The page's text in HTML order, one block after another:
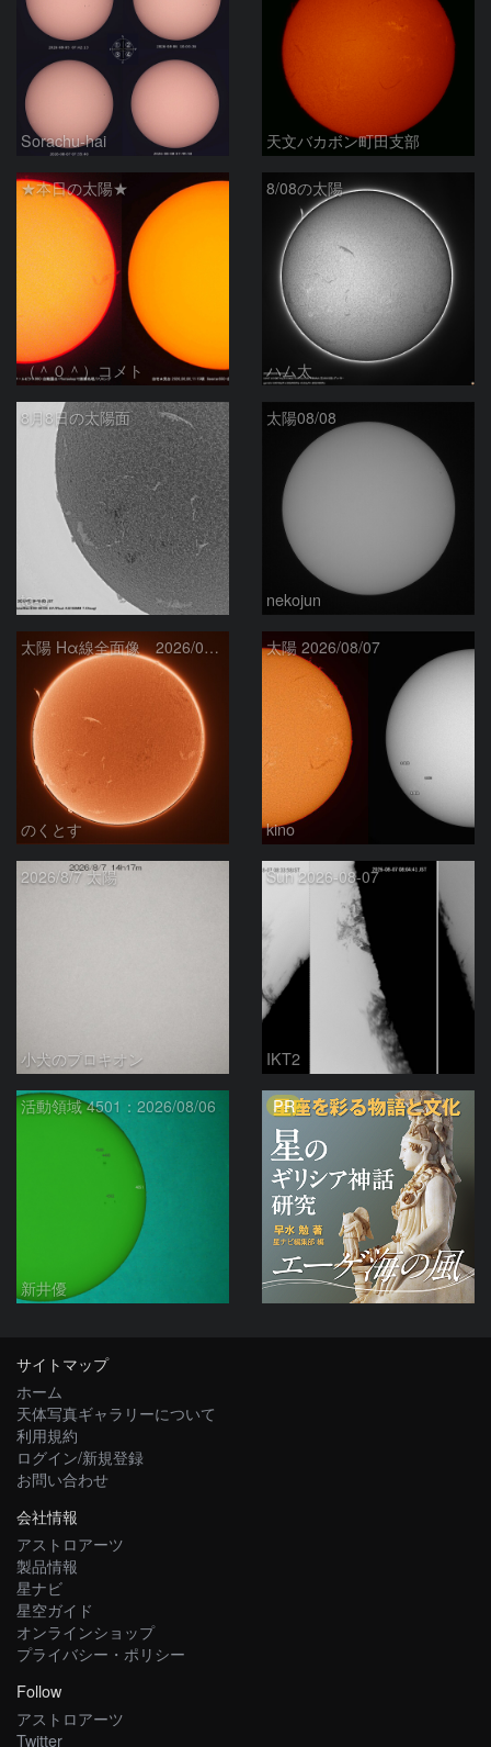
Sorachu-hai 天文バカボン町田支部
★本日の太陽★
（＾０＾）コメト
8/08の太陽
ハム太
8月8日の太陽面
ta-o
太陽08/08
nekojun
太陽 Hα線全面像 2026/08/08
のくとす
太陽 2026/08/07
kino
2026/8/7 太陽
小犬のプロキオン
Sun 2026-08-07
IKT2
活動領域 4501：2026/08/06
新井優
PR
サイトマップ
ホーム
天体写真ギャラリーについて
利用規約
ログイン/新規登録
お問い合わせ
会社情報
アストロアーツ
製品情報
星ナビ
星空ガイド
オンラインショップ
プライバシー・ポリシー
Follow
アストロアーツ
Twitter